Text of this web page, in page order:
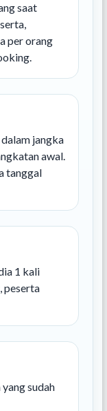
saat
per orang
jangka
awal.
tanggal
1 kali
peserta
sudah